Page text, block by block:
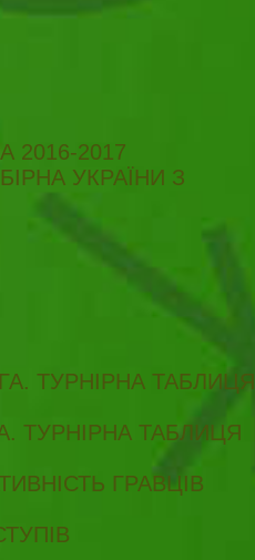
2016-2017
УКРАЇНИ З
ТУРНІРНА ТАБЛИЦЯ
ТУРНІРНА ТАБЛИЦЯ
ГРАВЦІВ